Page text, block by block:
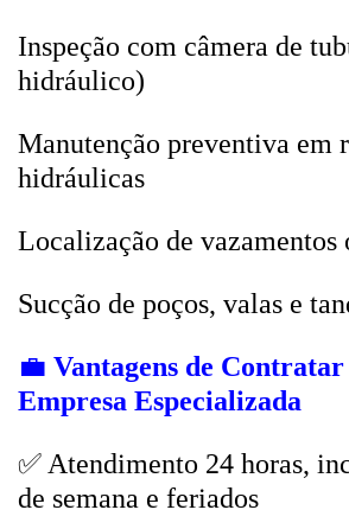
Inspeção com câmera de
hidráulico)
Manutenção preventiva em
hidráulicas
Localização de vazamentos
Sucção de poços, valas e
💼 Vantagens de
Empresa Especializada
✅ Atendimento 24 horas,
de semana e feriados